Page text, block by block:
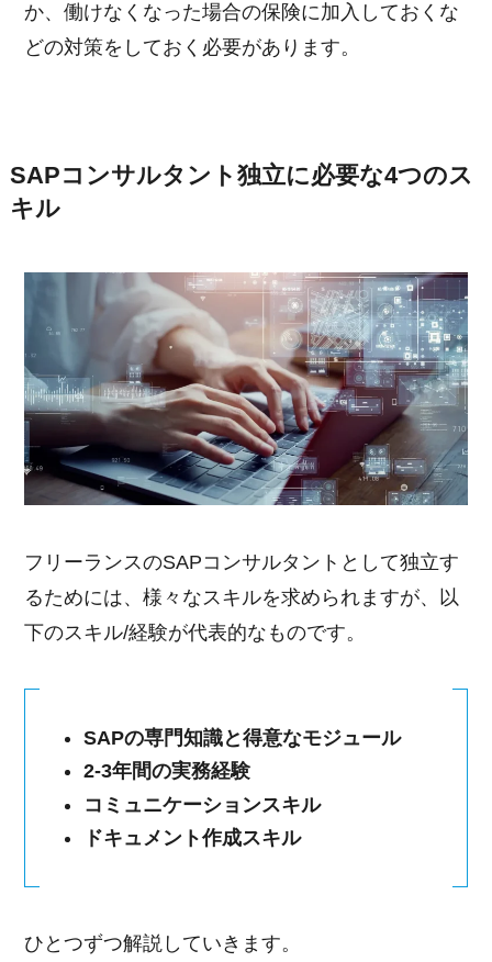
か、働けなくなった場合の保険に加入しておくな
どの対策をしておく必要があります。
SAPコンサルタント独立に必要な4つのス
キル
フリーランスのSAPコンサルタントとして独立す
るためには、様々なスキルを求められますが、以
下のスキル/経験が代表的なものです。
SAPの専門知識と得意なモジュール
2-3年間の実務経験
コミュニケーションスキル
ドキュメント作成スキル
ひとつずつ解説していきます。